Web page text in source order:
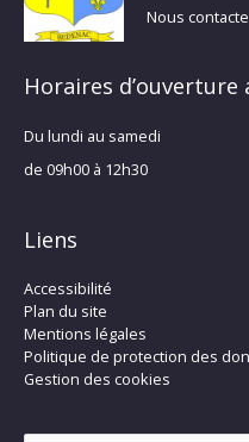
Nous
Horaires d’ouverture
Du lundi au samedi
de 09h00 à 12h30
Liens
Accessibilité
Plan du site
Mentions légales
Politique de protection des
Gestion des cookies